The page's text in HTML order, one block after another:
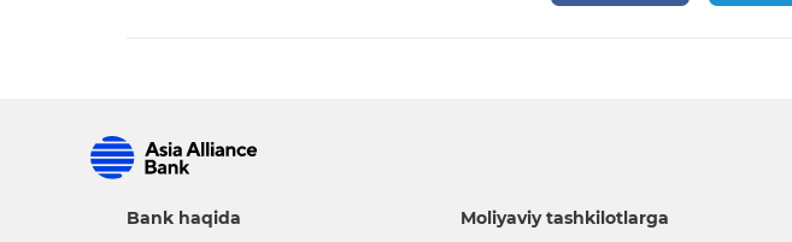
Bank haqida Moliyaviy tashkilotlarga